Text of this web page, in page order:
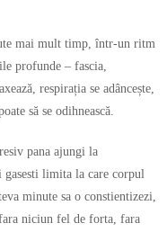
mai mult timp, într-un ritm
profunde – fascia,
respirația se adâncește,
să se odihnească.
pana ajungi la
limita la care corpul
minute sa o constientizezi,
niciun fel de forta, fara